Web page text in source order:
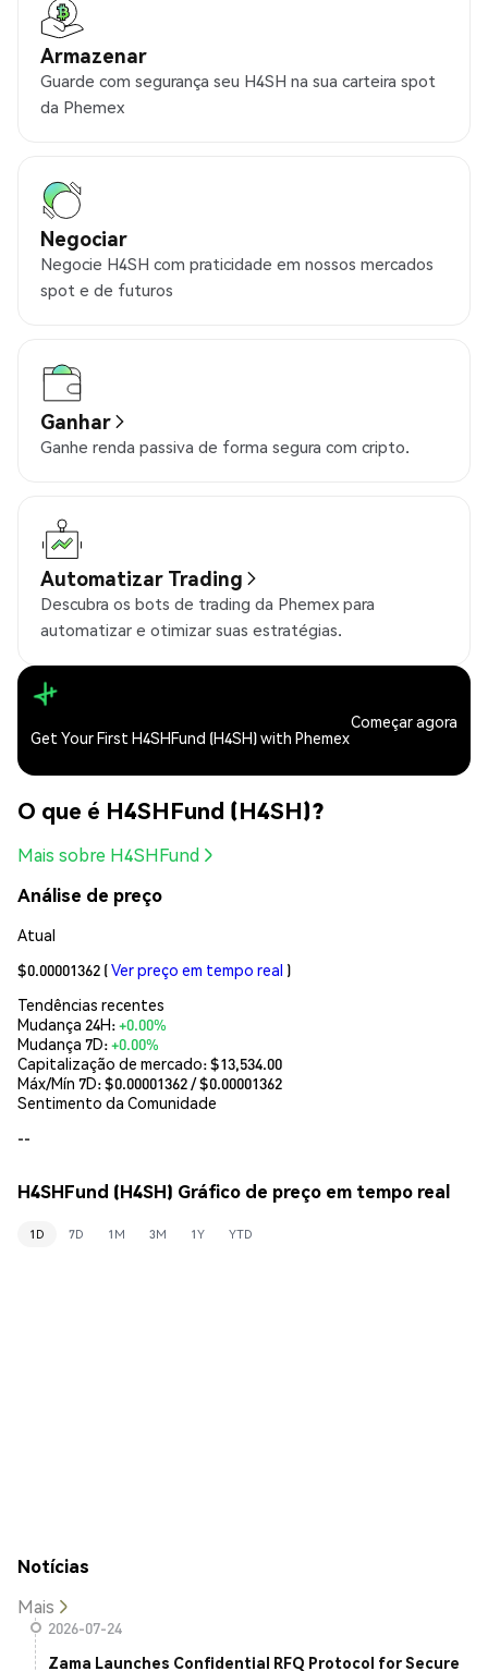
Armazenar
Guarde com segurança seu H4SH na sua carteira spot
da Phemex
Negociar
Negocie H4SH com praticidade em nossos mercados
spot e de futuros
Ganhar
Ganhe renda passiva de forma segura com cripto.
Automatizar Trading
Descubra os bots de trading da Phemex para
automatizar e otimizar suas estratégias.
Get Your First H4SHFund (H4SH) with Phemex
Começar agora
O que é H4SHFund (H4SH)?
Mais sobre H4SHFund
Análise de preço
Atual
$0.00001362 (Ver preço em tempo real )
Tendências recentes
Mudança 24H:+0.00%
Mudança 7D:+0.00%
Capitalização de mercado:$13,534.00
Máx/Mín 7D: $0.00001362/ $0.00001362
Sentimento da Comunidade
--
H4SHFund (H4SH) Gráfico de preço em tempo real
1D 7D 1M 3M 1Y YTD
Notícias
Mais
2026-07-24
Zama Launches Confidential RFQ Protocol for Secure